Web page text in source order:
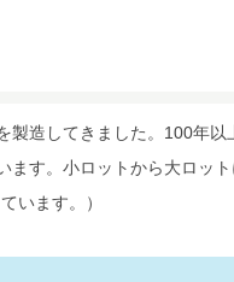
製造してきました。100年
す。小ロットから大ロット
います。）